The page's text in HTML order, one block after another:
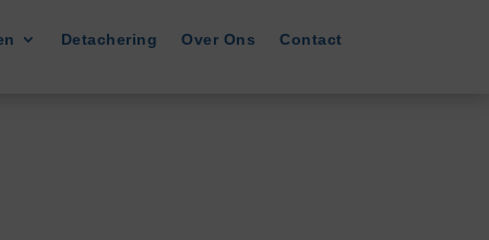
Detachering Over Ons Contact